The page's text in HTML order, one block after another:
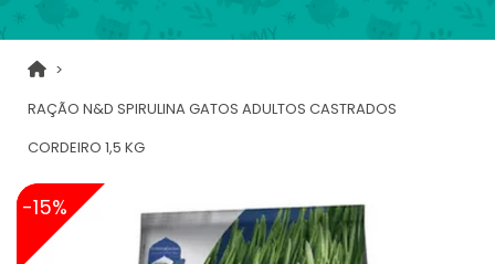
RAÇÃO N&D SPIRULINA GATOS ADULTOS CASTRADOS
CORDEIRO 1,5 KG
-15%